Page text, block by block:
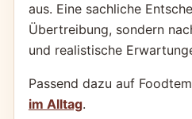
aus. Eine sachliche
Übertreibung, sondern
und realistische
Passend dazu auf
im Alltag.